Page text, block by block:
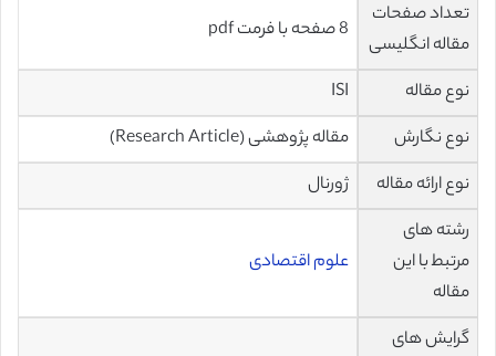
تعداد صفحات
مقاله انگلیسی
8 صفحه با فرمت pdf
نوع مقاله
ISI
نوع نگارش
مقاله پژوهشی (Research Article)
نوع ارائه مقاله
ژورنال
رشته های
مرتبط با این
مقاله
علوم اقتصادی
گرایش های